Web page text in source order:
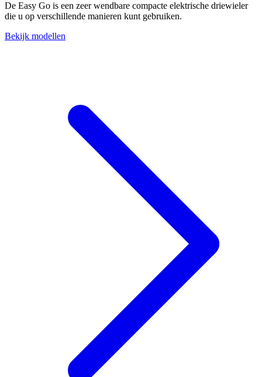
De Easy Go is een zeer wendbare compacte elektrische driewieler
die u op verschillende manieren kunt gebruiken.
Bekijk modellen